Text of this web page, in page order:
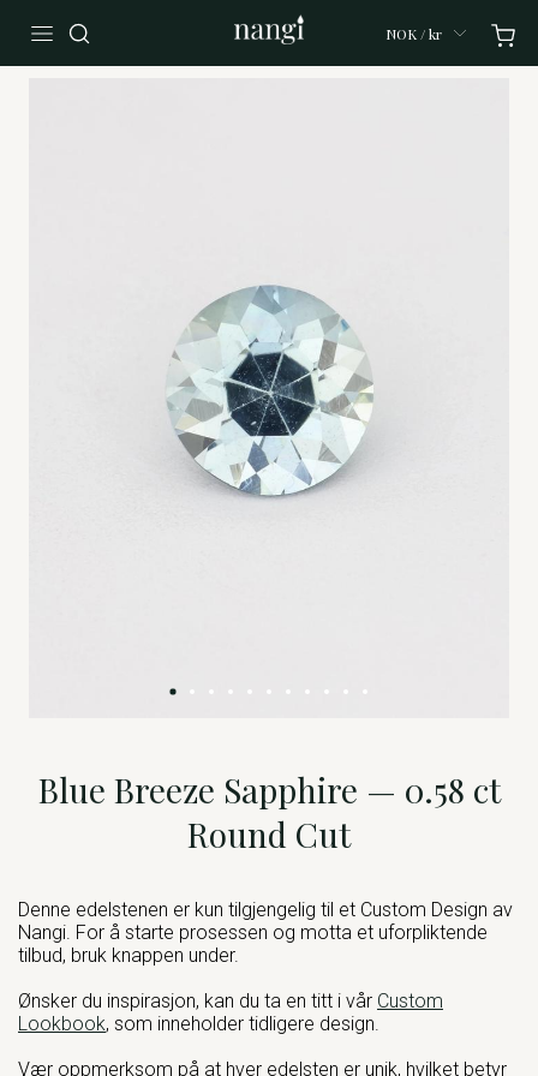
NOK / kr
Blue Breeze Sapphire — 0.58 ct
Round Cut
Denne edelstenen er kun tilgjengelig til et Custom Design av
Nangi. For å starte prosessen og motta et uforpliktende
tilbud, bruk knappen under.
Ønsker du inspirasjon, kan du ta en titt i vår Custom
Lookbook, som inneholder tidligere design.
Vær oppmerksom på at hver edelsten er unik, hvilket betyr